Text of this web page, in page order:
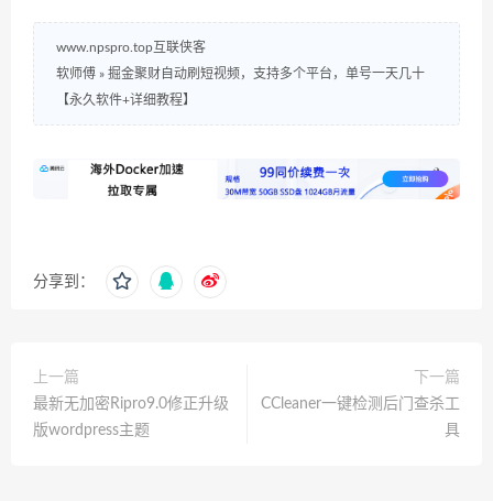
www.npspro.top互联侠客
软师傅 » 掘金聚财自动刷短视频，支持多个平台，单号一天几十
【永久软件+详细教程】
分享到：
上一篇
最新无加密Ripro9.0修正升级
版wordpress主题
下一篇
CCleaner一键检测后门查杀工
具